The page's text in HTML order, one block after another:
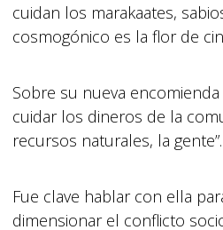
cuidan los marakaates,
cosmogónico es la flor de
Sobre su nueva
cuidar los dineros de la
recursos naturales, la gente”.
Fue clave hablar con ella
dimensionar el conflicto